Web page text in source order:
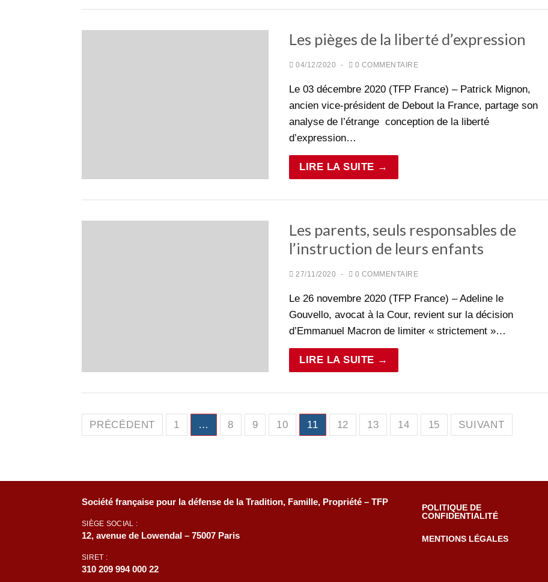
Les pièges de la liberté d’expression
04/12/2020 - 0 COMMENTAIRE
Le 03 décembre 2020 (TFP France) – Patrick Mignon,
ancien vice-président de Debout la France, partage son
analyse de l’étrange conception de la liberté
d’expression…
LIRE LA SUITE →
Les parents, seuls responsables de
l’instruction de leurs enfants
27/11/2020 - 0 COMMENTAIRE
Le 26 novembre 2020 (TFP France) – Adeline le
Gouvello, avocat à la Cour, revient sur la décision
d’Emmanuel Macron de limiter « strictement »…
LIRE LA SUITE →
Pagination
publications
PRÉCÉDENT 1 … 8 9 10 11 12 13 14 15 SUIVANT
Société française pour la défense de la Tradition, Famille, Propriété – TFP
SIÈGE SOCIAL :
12, avenue de Lowendal – 75007 Paris
SIRET :
310 209 994 000 22
POLITIQUE DE
CONFIDENTIALITÉ
MENTIONS LÉGALES